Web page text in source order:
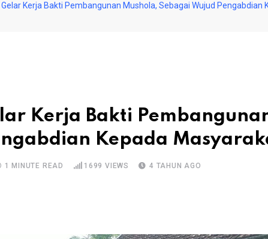
Kerja Bakti Pembangunan Mushola, Sebagai Wujud Pengabdian
Kerja Bakti
Kepada
1 MINUTE READ 1699 VIEWS 4 TAHUN AGO